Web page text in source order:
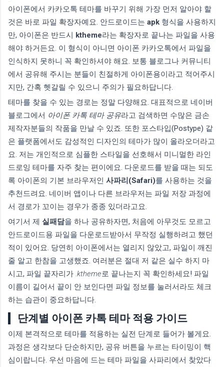
아이폰에서 카카오톡 테마를 바꾸기 위해 가장 먼저 알아야 할
것은 바로 파일 확장자예요. 안드로이드는 apk 형식을 사용하지
만, 아이폰은 반드시 ktheme라는 확장자로 끝나는 파일을 사용
해야 하거든요. 이 형식이 아니면 아이폰 카카오톡에서 파일을
인식하지 못하니 꼭 확인하셔야 해요. 보통 블로그나 커뮤니티
에서 공유해 주시는 분들이 친절하게 아이폰용이라고 적어주시
지만, 간혹 헷갈릴 수 있으니 주의가 필요하답니다.
테마를 찾을 수 있는 경로는 정말 다양해요. 대표적으로 네이버
블로그에서 아이폰 카톡 테마 공유라고 검색하면 수많은 금손
제작자분들의 작품을 만날 수 있죠. 또한 포스타입(Postype) 같
은 플랫폼에서도 감성적인 디자인의 테마가 많이 올라오더라고
요. 저는 개인적으로 심플한 스타일을 선호해서 미니멀한 라인
드로잉 테마를 자주 찾는 편이에요. 다운로드를 받을 때는 되도
록 아이폰의 기본 브라우저인 사파리(Safari)를 사용하는 것을
추천드려요. 네이버 앱이나 다른 브라우저는 파일 저장 과정에
서 경로가 꼬이는 경우가 종종 있더라고요.
여기서 제 실패담을 하나 공유하자면, 처음에 아무것도 모르고
안드로이드용 파일을 다운로드받아서 무작정 실행하려고 했던
적이 있어요. 당연히 아이폰에서는 열리지 않았고, 파일이 깨진
줄 알고 한참을 고생했죠. 여러분은 절대 저 같은 실수 하지 마
시고, 파일 끝자리가 .ktheme로 끝나는지 꼭 확인하세요! 파일
이름이 길어서 끝이 안 보인다면 파일 정보를 눌러서라도 체크
하는 습관이 중요하답니다.
단계별 아이폰 카톡 테마 적용 가이드
이제 본격적으로 테마를 적용하는 실전 단계로 들어가 볼게요.
과정은 생각보다 단순하지만, 공유 버튼을 누르는 타이밍이 핵
심이랍니다. 우선 마음에 드는 테마 파일을 사파리에서 찾았다